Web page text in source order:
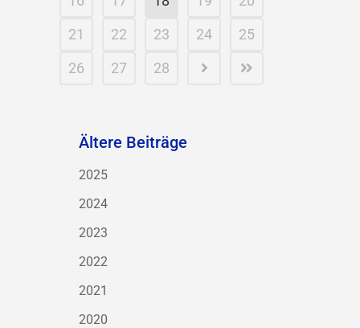
21
22 23 24
25
26
27 28
Ältere Beiträge
2025
2024
2023
2022
2021
2020